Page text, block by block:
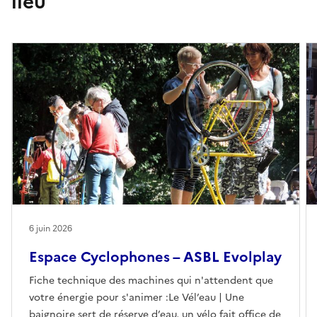
Espace Cyclophones – ASBL Evolplay
Fiche technique des machines qui n'attendent que
votre énergie pour s'animer :Le Vél’eau | Une
6 juin 2026